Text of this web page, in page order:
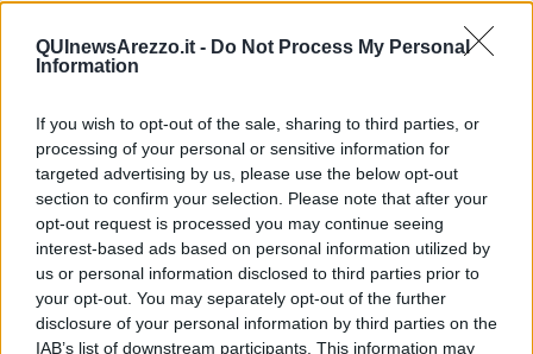
QUInewsArezzo.it - Do Not Process My Personal
Information
If you wish to opt-out of the sale, sharing to third parties, or
processing of your personal or sensitive information for
targeted advertising by us, please use the below opt-out
section to confirm your selection. Please note that after your
opt-out request is processed you may continue seeing
interest-based ads based on personal information utilized by
us or personal information disclosed to third parties prior to
your opt-out. You may separately opt-out of the further
disclosure of your personal information by third parties on the
IAB’s list of downstream participants. This information may
Un sabato speciale al teatro Petrarca
Big della musica alla Coradini
Con sei big della musica nasce la High School
Viareggio a Sanremo con "La Rappresentante di
Lista"
Ecco la squadra dei giovani di Confcommercio